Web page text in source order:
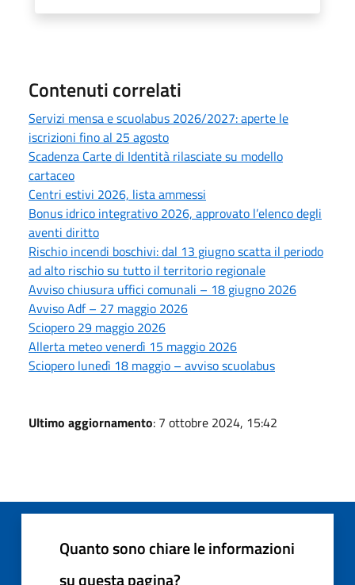
Contenuti correlati
Servizi mensa e scuolabus 2026/2027: aperte le
iscrizioni fino al 25 agosto
Scadenza Carte di Identità rilasciate su modello
cartaceo
Centri estivi 2026, lista ammessi
Bonus idrico integrativo 2026, approvato l’elenco degli
aventi diritto
Rischio incendi boschivi: dal 13 giugno scatta il periodo
ad alto rischio su tutto il territorio regionale
Avviso chiusura uffici comunali – 18 giugno 2026
Avviso Adf – 27 maggio 2026
Sciopero 29 maggio 2026
Allerta meteo venerdì 15 maggio 2026
Sciopero lunedì 18 maggio – avviso scuolabus
Ultimo aggiornamento: 7 ottobre 2024, 15:42
Quanto sono chiare le informazioni
su questa pagina?